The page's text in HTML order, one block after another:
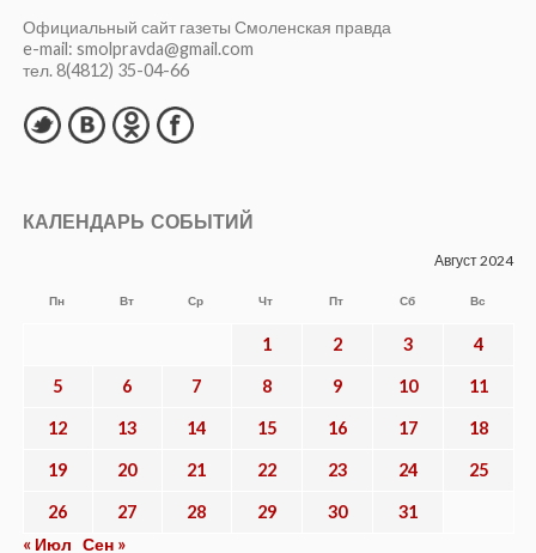
Официальный сайт газеты Смоленская правда
e-mail: smolpravda@gmail.com
тел. 8(4812) 35-04-66
КАЛЕНДАРЬ СОБЫТИЙ
Август 2024
Пн Вт Ср Чт Пт Сб Вс
1 2 3 4
5 6 7 8 9 10 11
12 13 14 15 16 17 18
19 20 21 22 23 24 25
26 27 28 29 30
31
« Июл Сен »